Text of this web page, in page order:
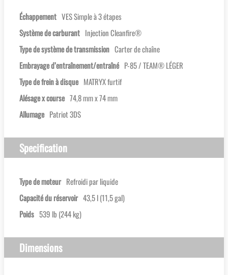
Échappement VES Simple à 3 étapes
Système de carburant Injection Cleanfire®
Type de système de transmission Carter de chaîne
Embrayage d’entraînement/entraîné P-85 / TEAM® LÉGER
Type de frein à disque MATRYX furtif
Alésage x course 74,8 mm x 74 mm
Allumage Patriot 3DS
Specification
Type de moteur Refroidi par liquide
Capacité du réservoir 43,5 l (11,5 gal)
Poids 539 lb (244 kg)
Dimensions